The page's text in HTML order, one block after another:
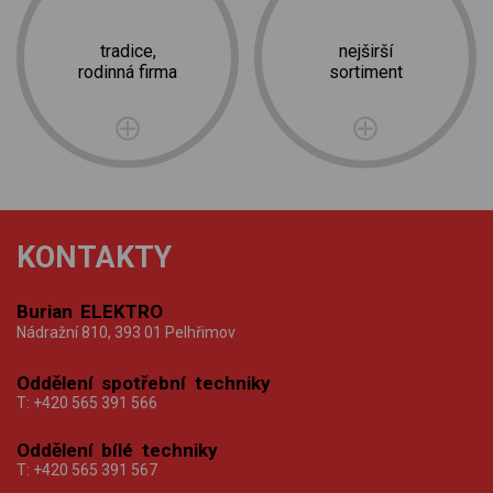
tradice,
rodinná firma
nejširší
sortiment
KONTAKTY
Burian ELEKTRO
Nádražní 810, 393 01 Pelhřimov
Oddělení spotřební techniky
T: +420 565 391 566
Oddělení bílé techniky
T: +420 565 391 567